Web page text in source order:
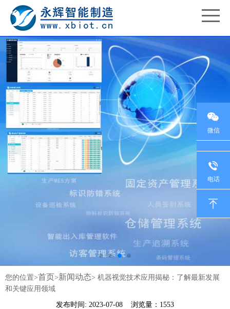
您的位置>首页>新闻动态> 机器视觉技术应用揭秘：了解最新发展
和关键应用领域
发布时间: 2023-07-08 浏览量：1553
微信
电话